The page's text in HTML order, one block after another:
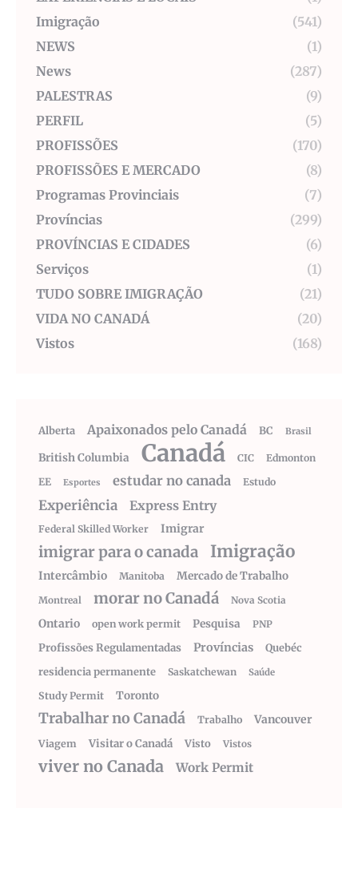
Imigração
(541)
NEWS
(1)
News
(287)
PALESTRAS
(9)
PERFIL
(5)
PROFISSÕES
(170)
PROFISSÕES E MERCADO
(8)
Programas Provinciais
(7)
Províncias
(299)
PROVÍNCIAS E CIDADES
(6)
Serviços
(1)
TUDO SOBRE IMIGRAÇÃO
(21)
VIDA NO CANADÁ
(20)
Vistos
(168)
Alberta Apaixonados pelo Canadá BC Brasil
British Columbia Canadá CIC
Edmonton
EE
Esportes estudar no canada Estudo
Experiência Express Entry
Federal Skilled Worker Imigrar
imigrar para o canada Imigração
Intercâmbio Manitoba Mercado de Trabalho
Montreal morar no Canadá Nova Scotia
Ontario open work permit Pesquisa PNP
Profissões Regulamentadas Províncias
Quebéc
residencia permanente
Saskatchewan Saúde
Study Permit Toronto
Trabalhar no Canadá Trabalho Vancouver
Viagem Visitar o Canadá Visto Vistos
viver no Canada Work Permit